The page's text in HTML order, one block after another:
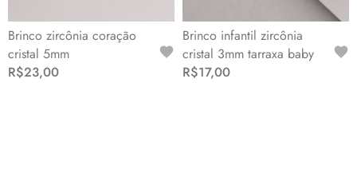
Brinco zircônia coração
cristal 5mm
R$23,00
Brinco infantil zircônia
cristal 3mm tarraxa baby
R$17,00